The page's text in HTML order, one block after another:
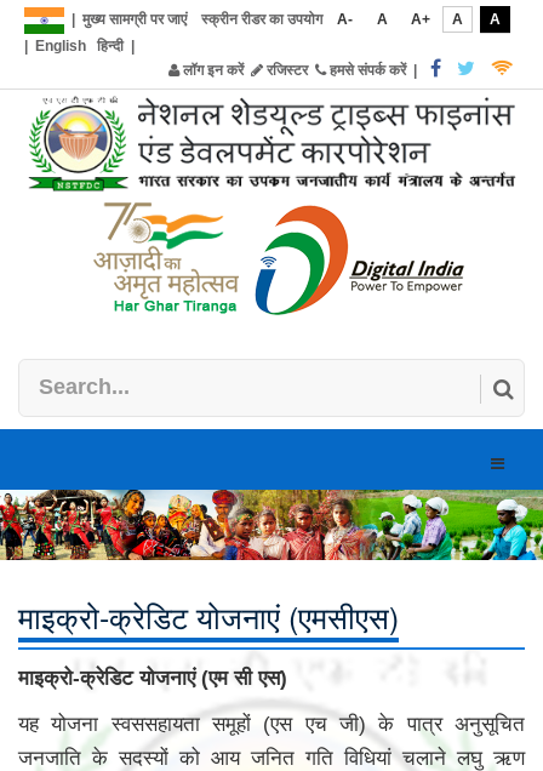
मुख्य सामग्री पर जाएं स्क्रीन रीडर का उपयोग A- A A+ A
A
English हिन्दी|
लॉग इन करें
रजिस्टर हमसे संपर्क करें|
Toggle
माइक्रो-क्रेडिट योजनाएं (एमसीएस)
माइक्रो-क्रेडिट योजनाएं (एम सी एस)
यह योजना स्वससहायता समूहों (एस एच जी) के पात्र अनुसूचित
जनजाति के सदस्यों को आय जनित गति विधियां चलाने लघु ऋण